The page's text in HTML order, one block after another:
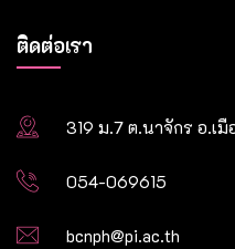
ติดต่อเรา
319 ม.7 ต.นาจักร อ.เ
054-069615
bcnph@pi.ac.th